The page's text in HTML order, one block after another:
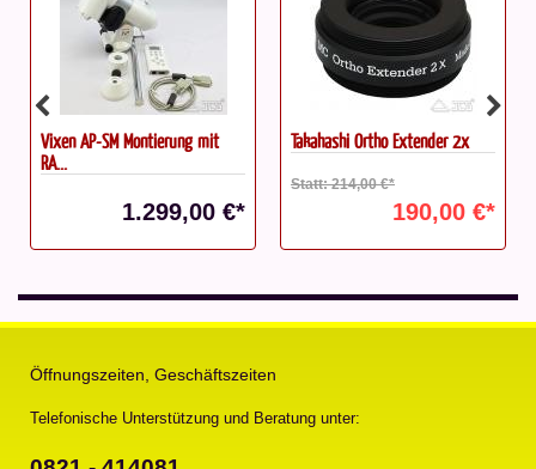
Vixen AP-SM Montierung mit
RA...
1.299,00 €*
Takahashi Ortho Extender 2x
Statt: 214,00 €*
190,00 €*
Öffnungszeiten, Geschäftszeiten
Telefonische Unterstützung und Beratung unter: